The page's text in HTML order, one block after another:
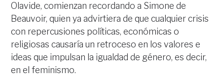
Olavide, comienzan recordando a Simone de
Beauvoir, quien ya advirtiera de que cualquier crisis
con repercusiones políticas, económicas o
religiosas causaría un retroceso en los valores e
ideas que impulsan la igualdad de género, es decir,
en el feminismo.